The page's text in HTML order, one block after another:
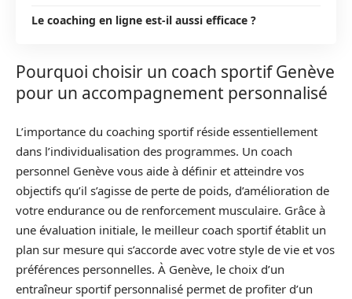
Le coaching en ligne est-il aussi efficace ?
Pourquoi choisir un coach sportif Genève
pour un accompagnement personnalisé
L’importance du coaching sportif réside essentiellement
dans l’individualisation des programmes. Un coach
personnel Genève vous aide à définir et atteindre vos
objectifs qu’il s’agisse de perte de poids, d’amélioration de
votre endurance ou de renforcement musculaire. Grâce à
une évaluation initiale, le meilleur coach sportif établit un
plan sur mesure qui s’accorde avec votre style de vie et vos
préférences personnelles. À Genève, le choix d’un
entraîneur sportif personnalisé permet de profiter d’un